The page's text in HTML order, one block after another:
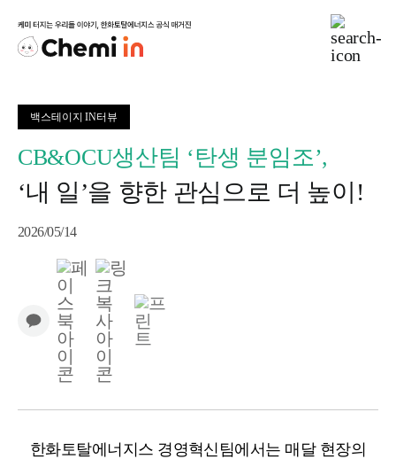
CULTURE
백스테이지 IN터뷰
CB&OCU생산팀 ‘탄생 분임조’,
‘내 일’을 향한 관심으로 더 높이!
2026/05/14
한화토탈에너지스 경영혁신팀에서는 매달 현장의